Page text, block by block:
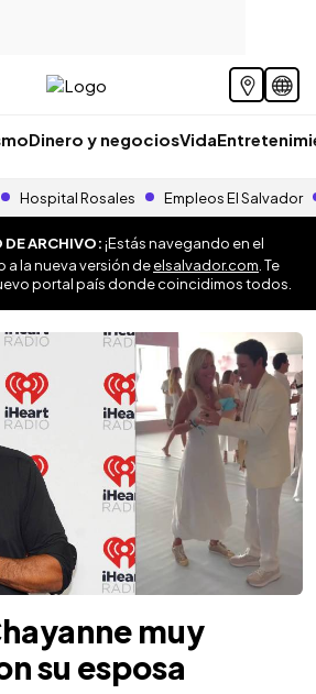
Dinero y negociosVida
Hospital Rosales Empleos El Salvador
ARCHIVO:¡Estás navegando en el
a la nueva versión deelsalvador.com . Te
portal país donde coincidimos todos.
muy
su esposa